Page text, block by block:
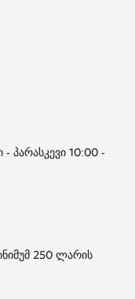
- პარასკევი 10:00 -
250 ლარის